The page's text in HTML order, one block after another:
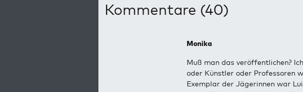
Kommentare (40)
Monika
Muß man das veröffentlichen?
oder Künstler oder Professoren
Exemplar der Jägerinnen war